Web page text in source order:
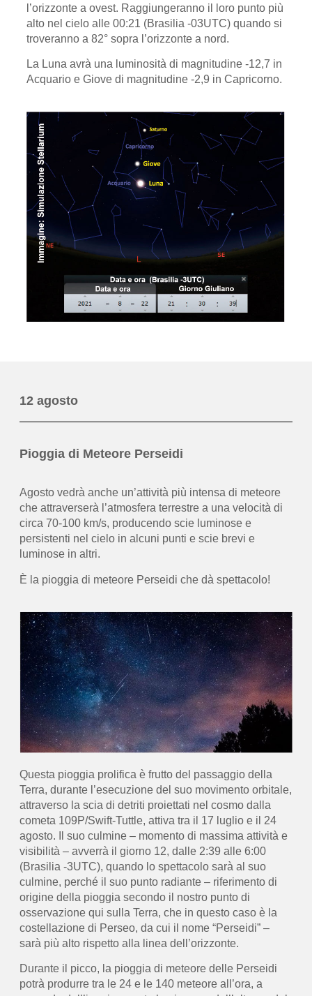
l’orizzonte a ovest. Raggiungeranno il loro punto più
alto nel cielo alle 00:21 (Brasilia -03UTC) quando si
troveranno a 82° sopra l’orizzonte a nord.
La Luna avrà una luminosità di magnitudine -12,7 in
Acquario e Giove di magnitudine -2,9 in Capricorno.
12 agosto
Pioggia di Meteore Perseidi
Agosto vedrà anche un’attività più intensa di meteore
che attraverserà l’atmosfera terrestre a una velocità di
circa 70-100 km/s, producendo scie luminose e
persistenti nel cielo in alcuni punti e scie brevi e
luminose in altri.
È la pioggia di meteore Perseidi che dà spettacolo!
Questa pioggia prolifica è frutto del passaggio della
Terra, durante l’esecuzione del suo movimento orbitale,
attraverso la scia di detriti proiettati nel cosmo dalla
cometa 109P/Swift-Tuttle, attiva tra il 17 luglio e il 24
agosto. Il suo culmine – momento di massima attività e
visibilità – avverrà il giorno 12, dalle 2:39 alle 6:00
(Brasilia -3UTC), quando lo spettacolo sarà al suo
culmine, perché il suo punto radiante – riferimento di
origine della pioggia secondo il nostro punto di
osservazione qui sulla Terra, che in questo caso è la
costellazione di Perseo, da cui il nome “Perseidi” –
sarà più alto rispetto alla linea dell’orizzonte.
Durante il picco, la pioggia di meteore delle Perseidi
potrà produrre tra le 24 e le 140 meteore all’ora, a